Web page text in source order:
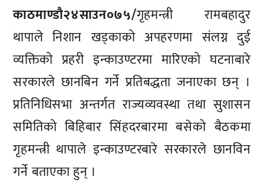
काठमाण्डाै२४साउन०७५/गृहमन्त्री रामबहादुर
थापाले निशान खड्काको अपहरणमा संलग्न दुई
व्यक्तिको प्रहरी इन्काउण्टरमा मारिएको घटनाबारे
सरकारले छानबिन गर्ने प्रतिबद्धता जनाएका छन् ।
प्रतिनिधिसभा अन्तर्गत राज्यव्यवस्था तथा सुशासन
समितिको बिहिबार सिंहदरबारमा बसेको बैठकमा
गृहमन्त्री थापाले इन्काउण्टरबारे सरकारले छानविन
गर्ने बताएका हुन् ।